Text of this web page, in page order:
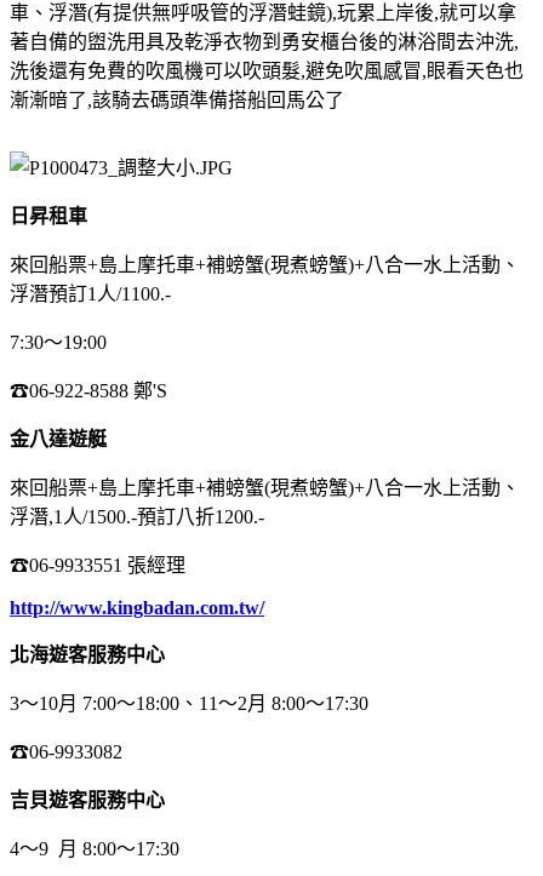
車、浮潛(有提供無呼吸管的浮潛蛙鏡),玩累上岸後,就可以拿
著自備的盥洗用具及乾淨衣物到勇安櫃台後的淋浴間去沖洗,
洗後還有免費的吹風機可以吹頭髮,避免吹風感冒,眼看天色也
漸漸暗了,該騎去碼頭準備搭船回馬公了
日昇租車
來回船票+島上摩托車+補螃蟹(現煮螃蟹)+八合一水上活動、
浮潛預訂1人/1100.-
7:30～19:00
☎06-922-8588 鄭'S
金八達遊艇
來回船票+島上摩托車+補螃蟹(現煮螃蟹)+八合一水上活動、
浮潛,1人/1500.-預訂八折1200.-
☎06-9933551 張經理
http://www.kingbadan.com.tw/
北海遊客服務中心
3～10月 7:00～18:00、11～2月 8:00～17:30
☎06-9933082
吉貝遊客服務中心
4～9 月 8:00～17:30